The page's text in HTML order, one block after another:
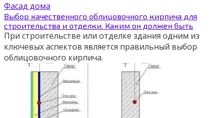
Фасад дома
Выбор качественного облицовочного кирпича для
строительства и отделки. Каким он должен быть
При строительстве или отделке здания одним из
ключевых аспектов является правильный выбор
облицовочного кирпича.